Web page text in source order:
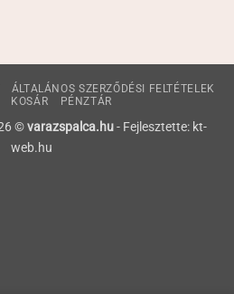
ÁLTALÁNOS SZERZŐDÉSI FELTÉTELEK
KOSÁR PÉNZTÁR
©varazspalca.hu- Fejlesztette: kt-
web.hu